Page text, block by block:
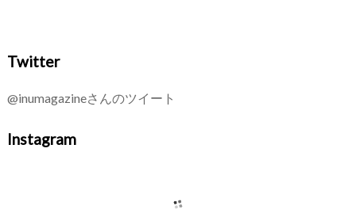
Twitter
@inumagazineさんのツイート
Instagram